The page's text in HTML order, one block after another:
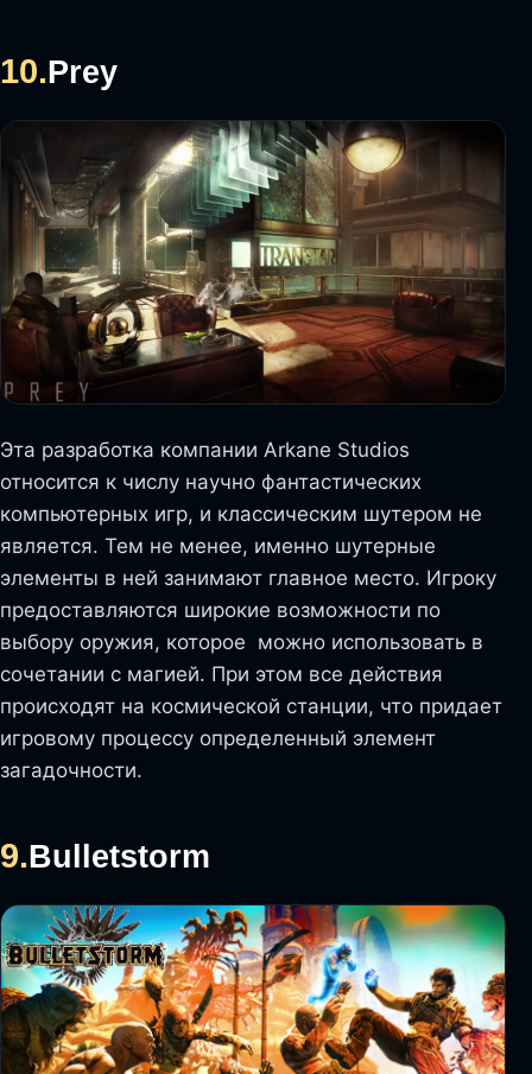
10.Prey
Эта разработка компании Arkane Studios
относится к числу научно фантастических
компьютерных игр, и классическим шутером не
является. Тем не менее, именно шутерные
элементы в ней занимают главное место. Игроку
предоставляются широкие возможности по
выбору оружия, которое можно использовать в
сочетании с магией. При этом все действия
происходят на космической станции, что придает
игровому процессу определенный элемент
загадочности.
9.Bulletstorm